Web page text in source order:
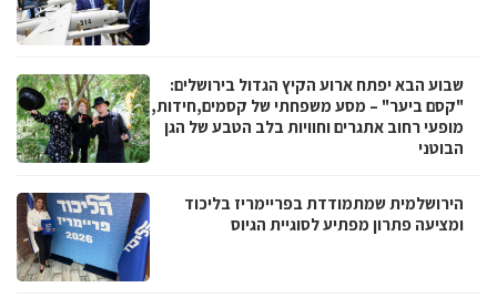
שבוע הבא יפתח ארוע הקיץ הגדול בירושלים:
"קסם ביער" – מסע משפחתי של קסמים,חידות,
מופעי רחוב אתגרים וחוויות בלב הטבע של הגן
הבוטני
הירושלמית שמתמודדת בפריימריז בליכוד
ומציעה פתרון מפתיע לסוגיית הגיוס